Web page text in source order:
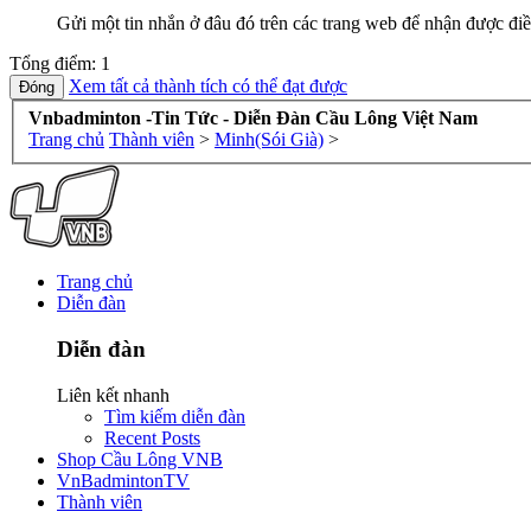
Gửi một tin nhắn ở đâu đó trên các trang web để nhận được
Tổng điểm: 1
Xem tất cả thành tích có thể đạt được
Vnbadminton -Tin Tức - Diễn Đàn Cầu Lông Việt Nam
Trang chủ Thành viên > Minh(Sói Già) >
Trang chủ
Diễn đàn
Diễn đàn
Liên kết nhanh
Tìm kiếm diễn đàn
Recent Posts
Shop Cầu Lông VNB
VnBadmintonTV
Thành viên